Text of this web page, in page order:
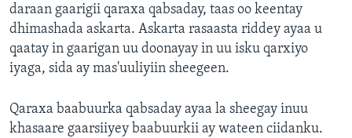
daraan gaarigii qaraxa qabsaday, taas oo keentay
dhimashada askarta. Askarta rasaasta riddey ayaa u
qaatay in gaarigan uu doonayay in uu isku qarxiyo
iyaga, sida ay mas'uuliyiin sheegeen.
Qaraxa baabuurka qabsaday ayaa la sheegay inuu
khasaare gaarsiiyey baabuurkii ay wateen ciidanku.